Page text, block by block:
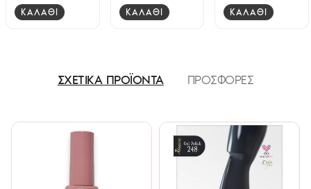
ΚΑΛΑΘΙ ΚΑΛΑΘΙ ΚΑΛΑΘΙ
ΣΧΕΤΙΚΑ ΠΡΟΪΟΝΤΑ ΠΡΟΣΦΟΡΕΣ